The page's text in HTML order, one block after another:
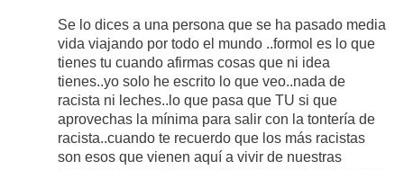
Se lo dices a una persona que se ha pasado media
vida viajando por todo el mundo ..formol es lo que
tienes tu cuando afirmas cosas que ni idea
tienes..yo solo he escrito lo que veo..nada de
racista ni leches..lo que pasa que TU si que
aprovechas la mínima para salir con la tontería de
racista..cuando te recuerdo que los más racistas
son esos que vienen aquí a vivir de nuestras